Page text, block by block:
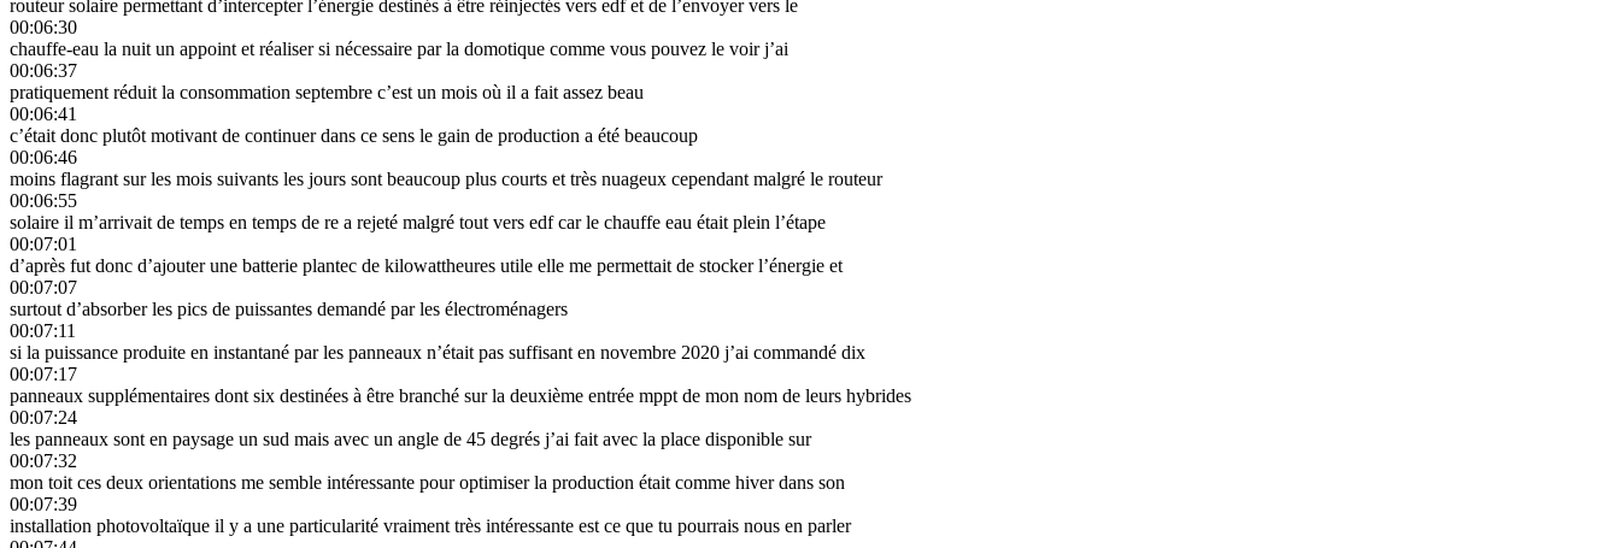
routeur solaire permettant d’intercepter l’énergie destinés à être réinjectés vers edf et de l’envoyer vers le
00:06:30
chauffe-eau la nuit un appoint et réaliser si nécessaire par la domotique comme vous pouvez le voir j’ai
00:06:37
pratiquement réduit la consommation septembre c’est un mois où il a fait assez beau
00:06:41
c’était donc plutôt motivant de continuer dans ce sens le gain de production a été beaucoup
00:06:46
moins flagrant sur les mois suivants les jours sont beaucoup plus courts et très nuageux cependant malgré le routeur
00:06:55
solaire il m’arrivait de temps en temps de re a rejeté malgré tout vers edf car le chauffe eau était plein l’étape
00:07:01
d’après fut donc d’ajouter une batterie plantec de kilowattheures utile elle me permettait de stocker l’énergie et
00:07:07
surtout d’absorber les pics de puissantes demandé par les électroménagers
00:07:11
si la puissance produite en instantané par les panneaux n’était pas suffisant en novembre 2020 j’ai commandé dix
00:07:17
panneaux supplémentaires dont six destinées à être branché sur la deuxième entrée mppt de mon nom de leurs hybrides
00:07:24
les panneaux sont en paysage un sud mais avec un angle de 45 degrés j’ai fait avec la place disponible sur
00:07:32
mon toit ces deux orientations me semble intéressante pour optimiser la production était comme hiver dans son
00:07:39
installation photovoltaïque il y a une particularité vraiment très intéressante est ce que tu pourrais nous en parler